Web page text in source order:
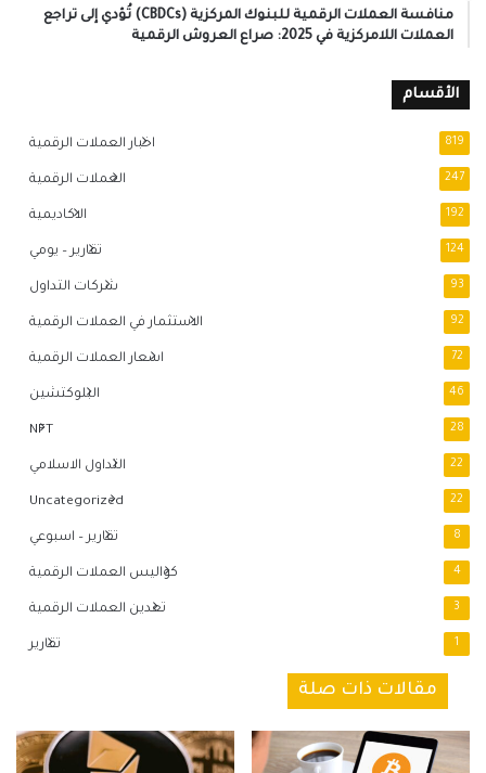
منافسة العملات الرقمية للبنوك المركزية (CBDCs) تُؤدي إلى تراجع
العملات اللامركزية في 2025: صراع العروش الرقمية
الأقسام
اخبار العملات الرقمية 819
العملات الرقمية 247
الاكاديمية 192
تقارير – يومي 124
شركات التداول 93
الاستثمار في العملات الرقمية 92
اسعار العملات الرقمية 72
البلوكتشين 46
NFT 28
التداول الاسلامي 22
Uncategorized 22
تقارير – اسبوعي 8
كواليس العملات الرقمية 4
تعدين العملات الرقمية 3
تقارير 1
مقالات ذات صلة